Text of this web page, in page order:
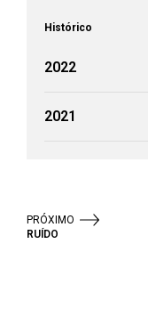
Histórico
2022
2021
PRÓXIMO
RUÍDO